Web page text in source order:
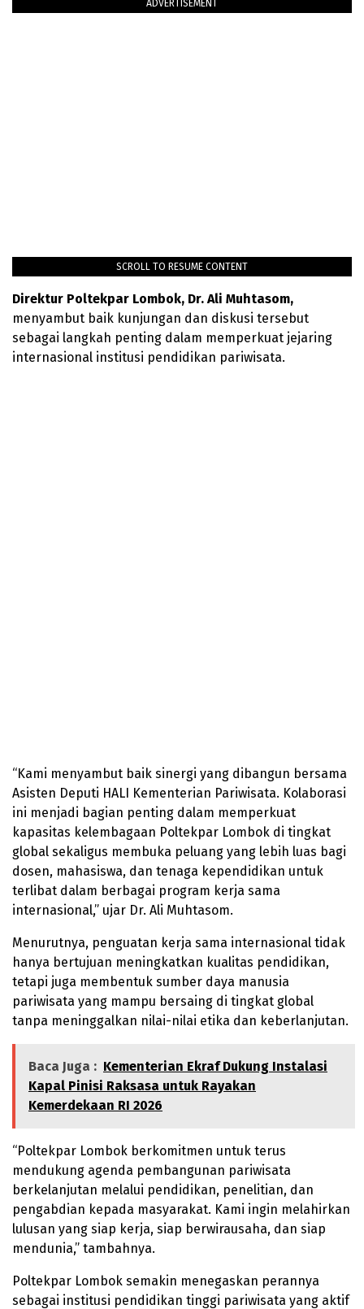
ADVERTISEMENT
SCROLL TO RESUME CONTENT
Direktur Poltekpar Lombok, Dr. Ali Muhtasom,
menyambut baik kunjungan dan diskusi tersebut
sebagai langkah penting dalam memperkuat jejaring
internasional institusi pendidikan pariwisata.
“Kami menyambut baik sinergi yang dibangun bersama
Asisten Deputi HALI Kementerian Pariwisata. Kolaborasi
ini menjadi bagian penting dalam memperkuat
kapasitas kelembagaan Poltekpar Lombok di tingkat
global sekaligus membuka peluang yang lebih luas bagi
dosen, mahasiswa, dan tenaga kependidikan untuk
terlibat dalam berbagai program kerja sama
internasional,” ujar Dr. Ali Muhtasom.
Menurutnya, penguatan kerja sama internasional tidak
hanya bertujuan meningkatkan kualitas pendidikan,
tetapi juga membentuk sumber daya manusia
pariwisata yang mampu bersaing di tingkat global
tanpa meninggalkan nilai-nilai etika dan keberlanjutan.
Baca Juga : Kementerian Ekraf Dukung Instalasi
Kapal Pinisi Raksasa untuk Rayakan
Kemerdekaan RI 2026
“Poltekpar Lombok berkomitmen untuk terus
mendukung agenda pembangunan pariwisata
berkelanjutan melalui pendidikan, penelitian, dan
pengabdian kepada masyarakat. Kami ingin melahirkan
lulusan yang siap kerja, siap berwirausaha, dan siap
mendunia,” tambahnya.
Poltekpar Lombok semakin menegaskan perannya
sebagai institusi pendidikan tinggi pariwisata yang aktif